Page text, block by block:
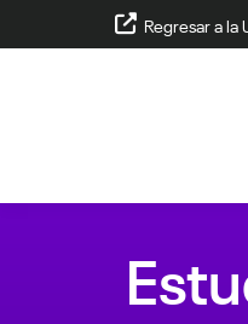
Regresar a la